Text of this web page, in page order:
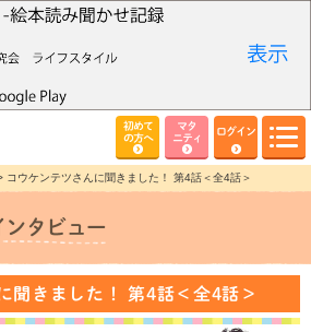
初めて
の方へ
マタ
ニティ
ログイン
コウケンテツさんに聞きました！ 第4話＜全4話＞
聞きました！ 第4話＜全4話＞